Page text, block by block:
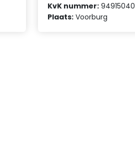
KvK nummer: 94915040
Plaats: Voorburg